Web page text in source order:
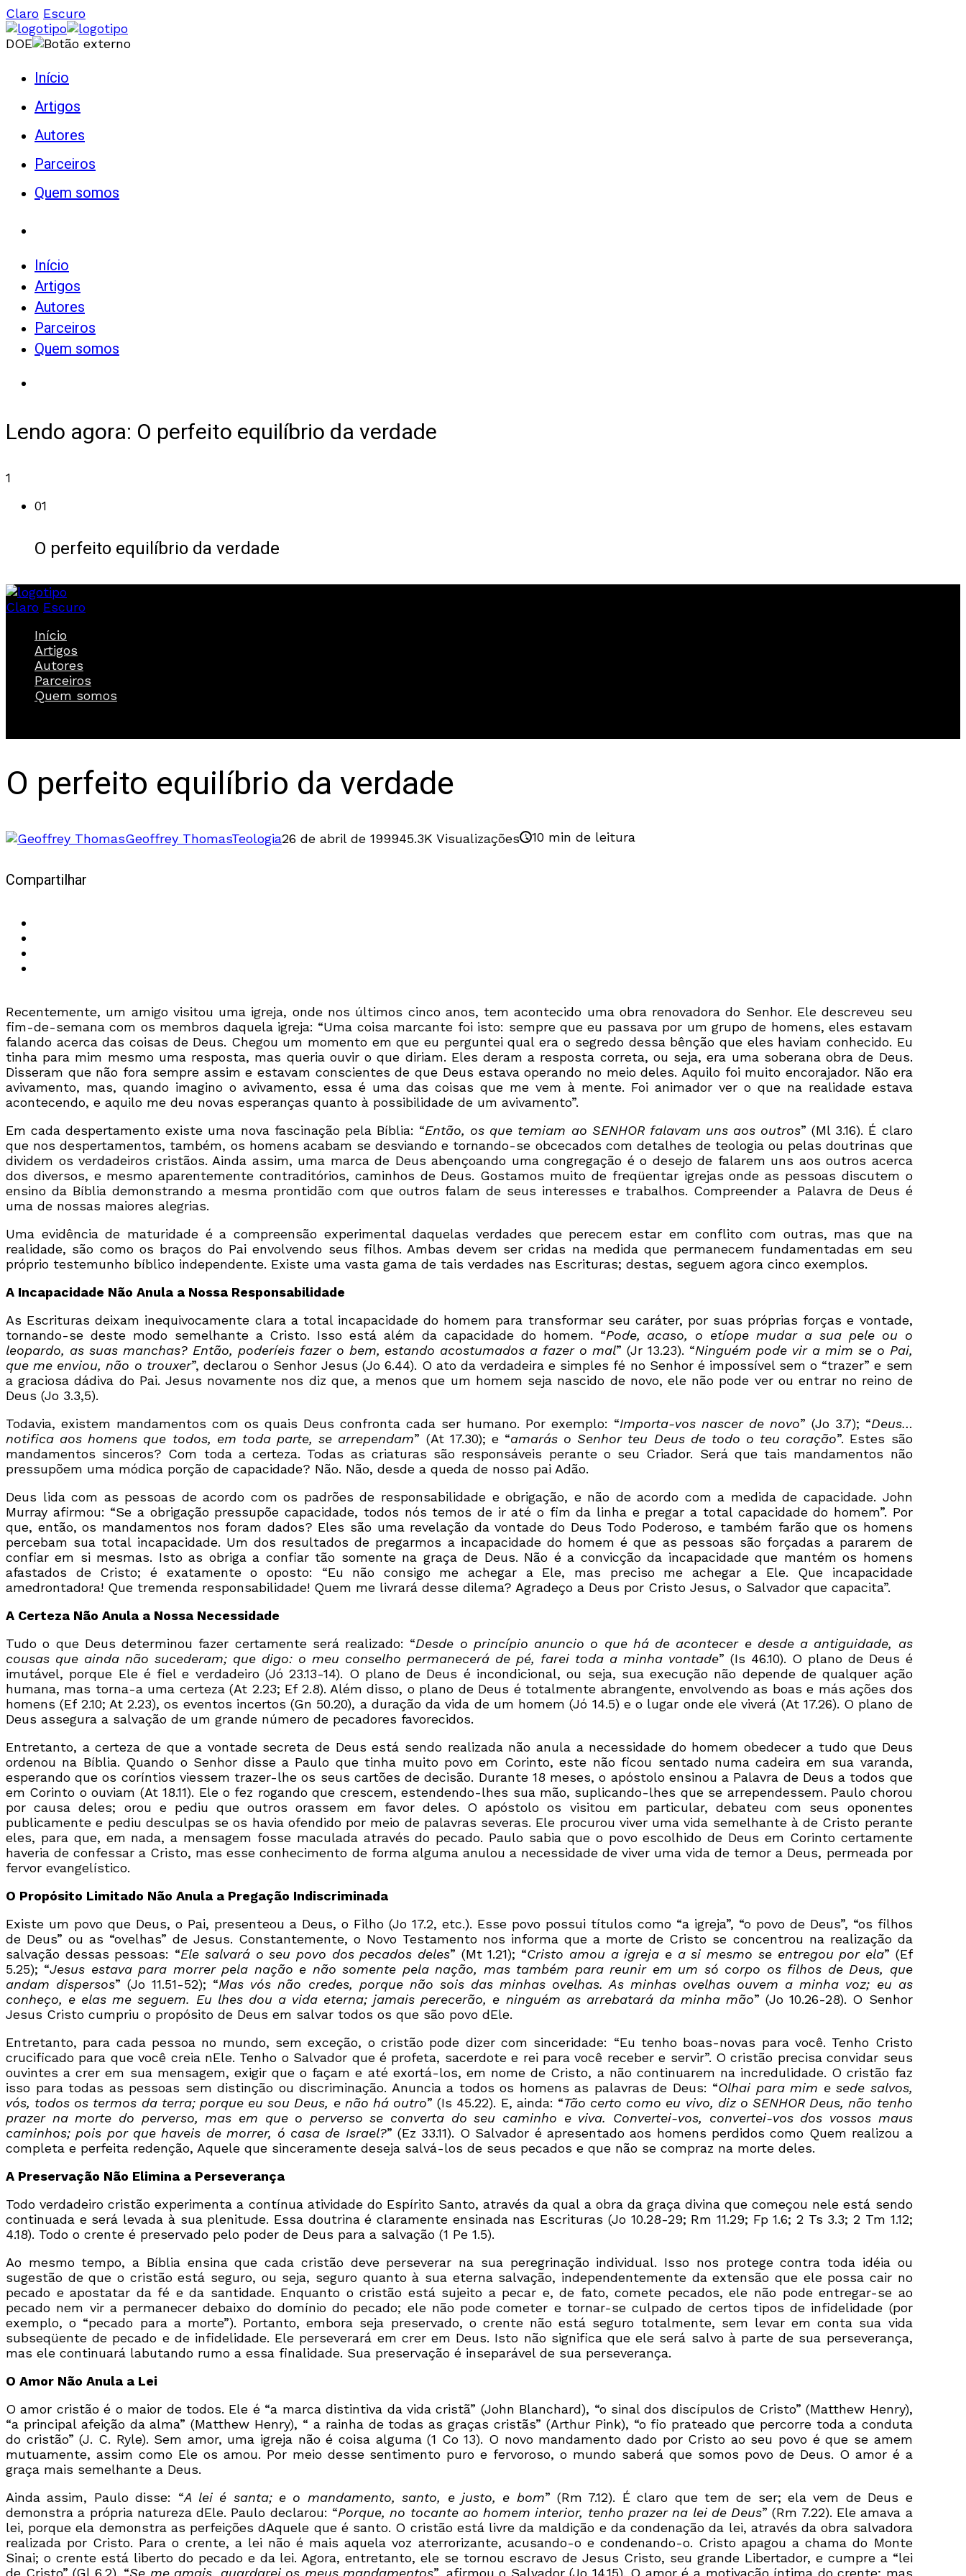
Claro Escuro
DOE
Início
Artigos
Autores
Parceiros
Quem somos
Início
Artigos
Autores
Parceiros
Quem somos
Lendo agora: O perfeito equilíbrio da verdade
1
01
O perfeito equilíbrio da verdade
Claro Escuro
Início
Artigos
Autores
Parceiros
Quem somos
O perfeito equilíbrio da verdade
Geoffrey ThomasTeologia26 de abril de 199945.3K Visualizações 10 min de leitura
Compartilhar
Recentemente, um amigo visitou uma igreja, onde nos últimos cinco anos, tem acontecido uma obra renovadora do Senhor. Ele descreveu seu
fim-de-semana com os membros daquela igreja: “Uma coisa marcante foi isto: sempre que eu passava por um grupo de homens, eles estavam
falando acerca das coisas de Deus. Chegou um momento em que eu perguntei qual era o segredo dessa bênção que eles haviam conhecido. Eu
tinha para mim mesmo uma resposta, mas queria ouvir o que diriam. Eles deram a resposta correta, ou seja, era uma soberana obra de Deus.
Disseram que não fora sempre assim e estavam conscientes de que Deus estava operando no meio deles. Aquilo foi muito encorajador. Não era
avivamento, mas, quando imagino o avivamento, essa é uma das coisas que me vem à mente. Foi animador ver o que na realidade estava
acontecendo, e aquilo me deu novas esperanças quanto à possibilidade de um avivamento”.
Em cada despertamento existe uma nova fascinação pela Bíblia: “Então, os que temiam ao SENHOR falavam uns aos outros” (Ml 3.16). É claro
que nos despertamentos, também, os homens acabam se desviando e tornando-se obcecados com detalhes de teologia ou pelas doutrinas que
dividem os verdadeiros cristãos. Ainda assim, uma marca de Deus abençoando uma congregação é o desejo de falarem uns aos outros acerca
dos diversos, e mesmo aparentemente contraditórios, caminhos de Deus. Gostamos muito de freqüentar igrejas onde as pessoas discutem o
ensino da Bíblia demonstrando a mesma prontidão com que outros falam de seus interesses e trabalhos. Compreender a Palavra de Deus é
uma de nossas maiores alegrias.
Uma evidência de maturidade é a compreensão experimental daquelas verdades que perecem estar em conflito com outras, mas que na
realidade, são como os braços do Pai envolvendo seus filhos. Ambas devem ser cridas na medida que permanecem fundamentadas em seu
próprio testemunho bíblico independente. Existe uma vasta gama de tais verdades nas Escrituras; destas, seguem agora cinco exemplos.
A Incapacidade Não Anula a Nossa Responsabilidade
As Escrituras deixam inequivocamente clara a total incapacidade do homem para transformar seu caráter, por suas próprias forças e vontade,
tornando-se deste modo semelhante a Cristo. Isso está além da capacidade do homem. “Pode, acaso, o etíope mudar a sua pele ou o
leopardo, as suas manchas? Então, poderíeis fazer o bem, estando acostumados a fazer o mal” (Jr 13.23). “Ninguém pode vir a mim se o Pai,
que me enviou, não o trouxer”, declarou o Senhor Jesus (Jo 6.44). O ato da verdadeira e simples fé no Senhor é impossível sem o “trazer” e sem
a graciosa dádiva do Pai. Jesus novamente nos diz que, a menos que um homem seja nascido de novo, ele não pode ver ou entrar no reino de
Deus (Jo 3.3,5).
Todavia, existem mandamentos com os quais Deus confronta cada ser humano. Por exemplo: “Importa-vos nascer de novo” (Jo 3.7); “Deus…
notifica aos homens que todos, em toda parte, se arrependam” (At 17.30); e “amarás o Senhor teu Deus de todo o teu coração”. Estes são
mandamentos sinceros? Com toda a certeza. Todas as criaturas são responsáveis perante o seu Criador. Será que tais mandamentos não
pressupõem uma módica porção de capacidade? Não. Não, desde a queda de nosso pai Adão.
Deus lida com as pessoas de acordo com os padrões de responsabilidade e obrigação, e não de acordo com a medida de capacidade. John
Murray afirmou: “Se a obrigação pressupõe capacidade, todos nós temos de ir até o fim da linha e pregar a total capacidade do homem”. Por
que, então, os mandamentos nos foram dados? Eles são uma revelação da vontade do Deus Todo Poderoso, e também farão que os homens
percebam sua total incapacidade. Um dos resultados de pregarmos a incapacidade do homem é que as pessoas são forçadas a pararem de
confiar em si mesmas. Isto as obriga a confiar tão somente na graça de Deus. Não é a convicção da incapacidade que mantém os homens
afastados de Cristo; é exatamente o oposto: “Eu não consigo me achegar a Ele, mas preciso me achegar a Ele. Que incapacidade
amedrontadora! Que tremenda responsabilidade! Quem me livrará desse dilema? Agradeço a Deus por Cristo Jesus, o Salvador que capacita”.
A Certeza Não Anula a Nossa Necessidade
Tudo o que Deus determinou fazer certamente será realizado: “Desde o princípio anuncio o que há de acontecer e desde a antiguidade, as
cousas que ainda não sucederam; que digo: o meu conselho permanecerá de pé, farei toda a minha vontade” (Is 46.10). O plano de Deus é
imutável, porque Ele é fiel e verdadeiro (Jó 23.13-14). O plano de Deus é incondicional, ou seja, sua execução não depende de qualquer ação
humana, mas torna-a uma certeza (At 2.23; Ef 2.8). Além disso, o plano de Deus é totalmente abrangente, envolvendo as boas e más ações dos
homens (Ef 2.10; At 2.23), os eventos incertos (Gn 50.20), a duração da vida de um homem (Jó 14.5) e o lugar onde ele viverá (At 17.26). O plano de
Deus assegura a salvação de um grande número de pecadores favorecidos.
Entretanto, a certeza de que a vontade secreta de Deus está sendo realizada não anula a necessidade do homem obedecer a tudo que Deus
ordenou na Bíblia. Quando o Senhor disse a Paulo que tinha muito povo em Corinto, este não ficou sentado numa cadeira em sua varanda,
esperando que os coríntios viessem trazer-lhe os seus cartões de decisão. Durante 18 meses, o apóstolo ensinou a Palavra de Deus a todos que
em Corinto o ouviam (At 18.11). Ele o fez rogando que crescem, estendendo-lhes sua mão, suplicando-lhes que se arrependessem. Paulo chorou
por causa deles; orou e pediu que outros orassem em favor deles. O apóstolo os visitou em particular, debateu com seus oponentes
publicamente e pediu desculpas se os havia ofendido por meio de palavras severas. Ele procurou viver uma vida semelhante à de Cristo perante
eles, para que, em nada, a mensagem fosse maculada através do pecado. Paulo sabia que o povo escolhido de Deus em Corinto certamente
haveria de confessar a Cristo, mas esse conhecimento de forma alguma anulou a necessidade de viver uma vida de temor a Deus, permeada por
fervor evangelístico.
O Propósito Limitado Não Anula a Pregação Indiscriminada
Existe um povo que Deus, o Pai, presenteou a Deus, o Filho (Jo 17.2, etc.). Esse povo possui títulos como “a igreja”, “o povo de Deus”, “os filhos
de Deus” ou as “ovelhas” de Jesus. Constantemente, o Novo Testamento nos informa que a morte de Cristo se concentrou na realização da
salvação dessas pessoas: “Ele salvará o seu povo dos pecados deles” (Mt 1.21); “Cristo amou a igreja e a si mesmo se entregou por ela” (Ef
5.25); “Jesus estava para morrer pela nação e não somente pela nação, mas também para reunir em um só corpo os filhos de Deus, que
andam dispersos” (Jo 11.51-52); “Mas vós não credes, porque não sois das minhas ovelhas. As minhas ovelhas ouvem a minha voz; eu as
conheço, e elas me seguem. Eu lhes dou a vida eterna; jamais perecerão, e ninguém as arrebatará da minha mão” (Jo 10.26-28). O Senhor
Jesus Cristo cumpriu o propósito de Deus em salvar todos os que são povo dEle.
Entretanto, para cada pessoa no mundo, sem exceção, o cristão pode dizer com sinceridade: “Eu tenho boas-novas para você. Tenho Cristo
crucificado para que você creia nEle. Tenho o Salvador que é profeta, sacerdote e rei para você receber e servir”. O cristão precisa convidar seus
ouvintes a crer em sua mensagem, exigir que o façam e até exortá-los, em nome de Cristo, a não continuarem na incredulidade. O cristão faz
isso para todas as pessoas sem distinção ou discriminação. Anuncia a todos os homens as palavras de Deus: “Olhai para mim e sede salvos,
vós, todos os termos da terra; porque eu sou Deus, e não há outro” (Is 45.22). E, ainda: “Tão certo como eu vivo, diz o SENHOR Deus, não tenho
prazer na morte do perverso, mas em que o perverso se converta do seu caminho e viva. Convertei-vos, convertei-vos dos vossos maus
caminhos; pois por que haveis de morrer, ó casa de Israel?” (Ez 33.11). O Salvador é apresentado aos homens perdidos como Quem realizou a
completa e perfeita redenção, Aquele que sinceramente deseja salvá-los de seus pecados e que não se compraz na morte deles.
A Preservação Não Elimina a Perseverança
Todo verdadeiro cristão experimenta a contínua atividade do Espírito Santo, através da qual a obra da graça divina que começou nele está sendo
continuada e será levada à sua plenitude. Essa doutrina é claramente ensinada nas Escrituras (Jo 10.28-29; Rm 11.29; Fp 1.6; 2 Ts 3.3; 2 Tm 1.12;
4.18). Todo o crente é preservado pelo poder de Deus para a salvação (1 Pe 1.5).
Ao mesmo tempo, a Bíblia ensina que cada cristão deve perseverar na sua peregrinação individual. Isso nos protege contra toda idéia ou
sugestão de que o cristão está seguro, ou seja, seguro quanto à sua eterna salvação, independentemente da extensão que ele possa cair no
pecado e apostatar da fé e da santidade. Enquanto o cristão está sujeito a pecar e, de fato, comete pecados, ele não pode entregar-se ao
pecado nem vir a permanecer debaixo do domínio do pecado; ele não pode cometer e tornar-se culpado de certos tipos de infidelidade (por
exemplo, o “pecado para a morte”). Portanto, embora seja preservado, o crente não está seguro totalmente, sem levar em conta sua vida
subseqüente de pecado e de infidelidade. Ele perseverará em crer em Deus. Isto não significa que ele será salvo à parte de sua perseverança,
mas ele continuará labutando rumo a essa finalidade. Sua preservação é inseparável de sua perseverança.
O Amor Não Anula a Lei
O amor cristão é o maior de todos. Ele é “a marca distintiva da vida cristã” (John Blanchard), “o sinal dos discípulos de Cristo” (Matthew Henry),
“a principal afeição da alma” (Matthew Henry), “ a rainha de todas as graças cristãs” (Arthur Pink), “o fio prateado que percorre toda a conduta
do cristão” (J. C. Ryle). Sem amor, uma igreja não é coisa alguma (1 Co 13). O novo mandamento dado por Cristo ao seu povo é que se amem
mutuamente, assim como Ele os amou. Por meio desse sentimento puro e fervoroso, o mundo saberá que somos povo de Deus. O amor é a
graça mais semelhante a Deus.
Ainda assim, Paulo disse: “A lei é santa; e o mandamento, santo, e justo, e bom” (Rm 7.12). É claro que tem de ser; ela vem de Deus e
demonstra a própria natureza dEle. Paulo declarou: “Porque, no tocante ao homem interior, tenho prazer na lei de Deus” (Rm 7.22). Ele amava a
lei, porque ela demonstra as perfeições dAquele que é santo. O cristão está livre da maldição e da condenação da lei, através da obra salvadora
realizada por Cristo. Para o crente, a lei não é mais aquela voz aterrorizante, acusando-o e condenando-o. Cristo apagou a chama do Monte
Sinai; o crente está liberto do pecado e da lei. Agora, entretanto, ele se tornou escravo de Jesus Cristo, seu grande Libertador, e cumpre a “lei
de Cristo” (Gl 6.2). “Se me amais, guardarei os meus mandamentos”, afirmou o Salvador (Jo 14.15). O amor é a motivação íntima do crente; mas